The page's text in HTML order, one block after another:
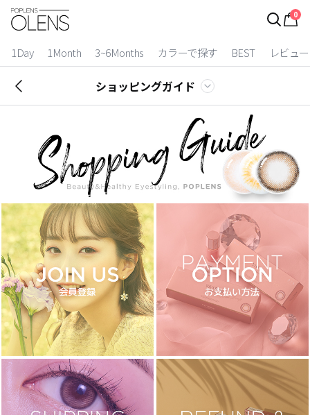
0
1Day 1Month 3~6Months カラーで探す BEST レビュー
ログイン
カラコン比較
今月限定特典
カラコン
1 Day
2 Weeks
1 Month
3~6 Months
よりどりキット
カラー
ブラウン
チョコ
グレー
ブラック
ヘーゼル
グリーン
ブルー
ショッピングガイド